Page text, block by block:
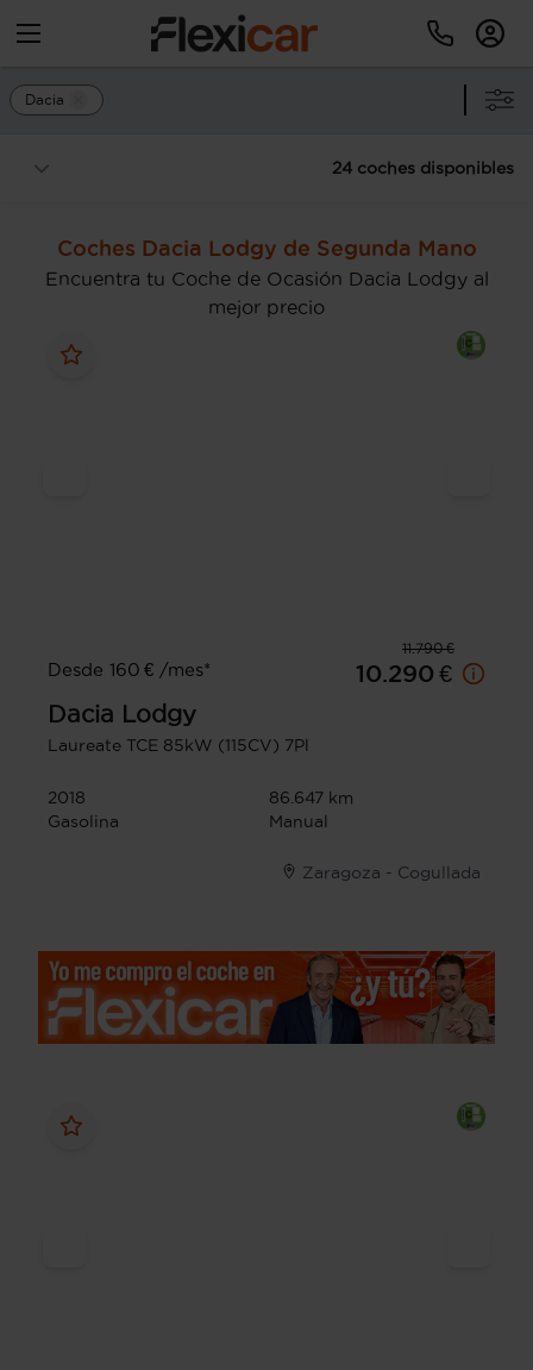
Dacia
24 coches disponibles
Coches Dacia Lodgy de Segunda Mano
Encuentra tu Coche de Ocasión Dacia Lodgy al
mejor precio
11.790 €
Desde 160 € /mes*
10.290 €
Dacia Lodgy
Laureate TCE 85kW (115CV) 7Pl
2018
86.647 km
Gasolina
Manual
Zaragoza - Cogullada